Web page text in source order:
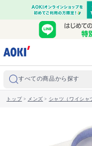
すべての商品から探す
トップ> メンズ > シャツ（ワイシャ